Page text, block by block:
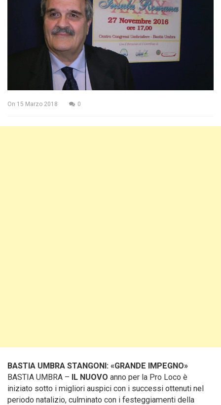
On 15 Marzo 2018 0
BASTIA UMBRA STANGONI: «GRANDE IMPEGNO»
BASTIA UMBRA – IL NUOVO anno per la Pro Loco è
iniziato sotto i migliori auspici con i successi ottenuti nel
periodo natalizio, culminato con i festeggiamenti della